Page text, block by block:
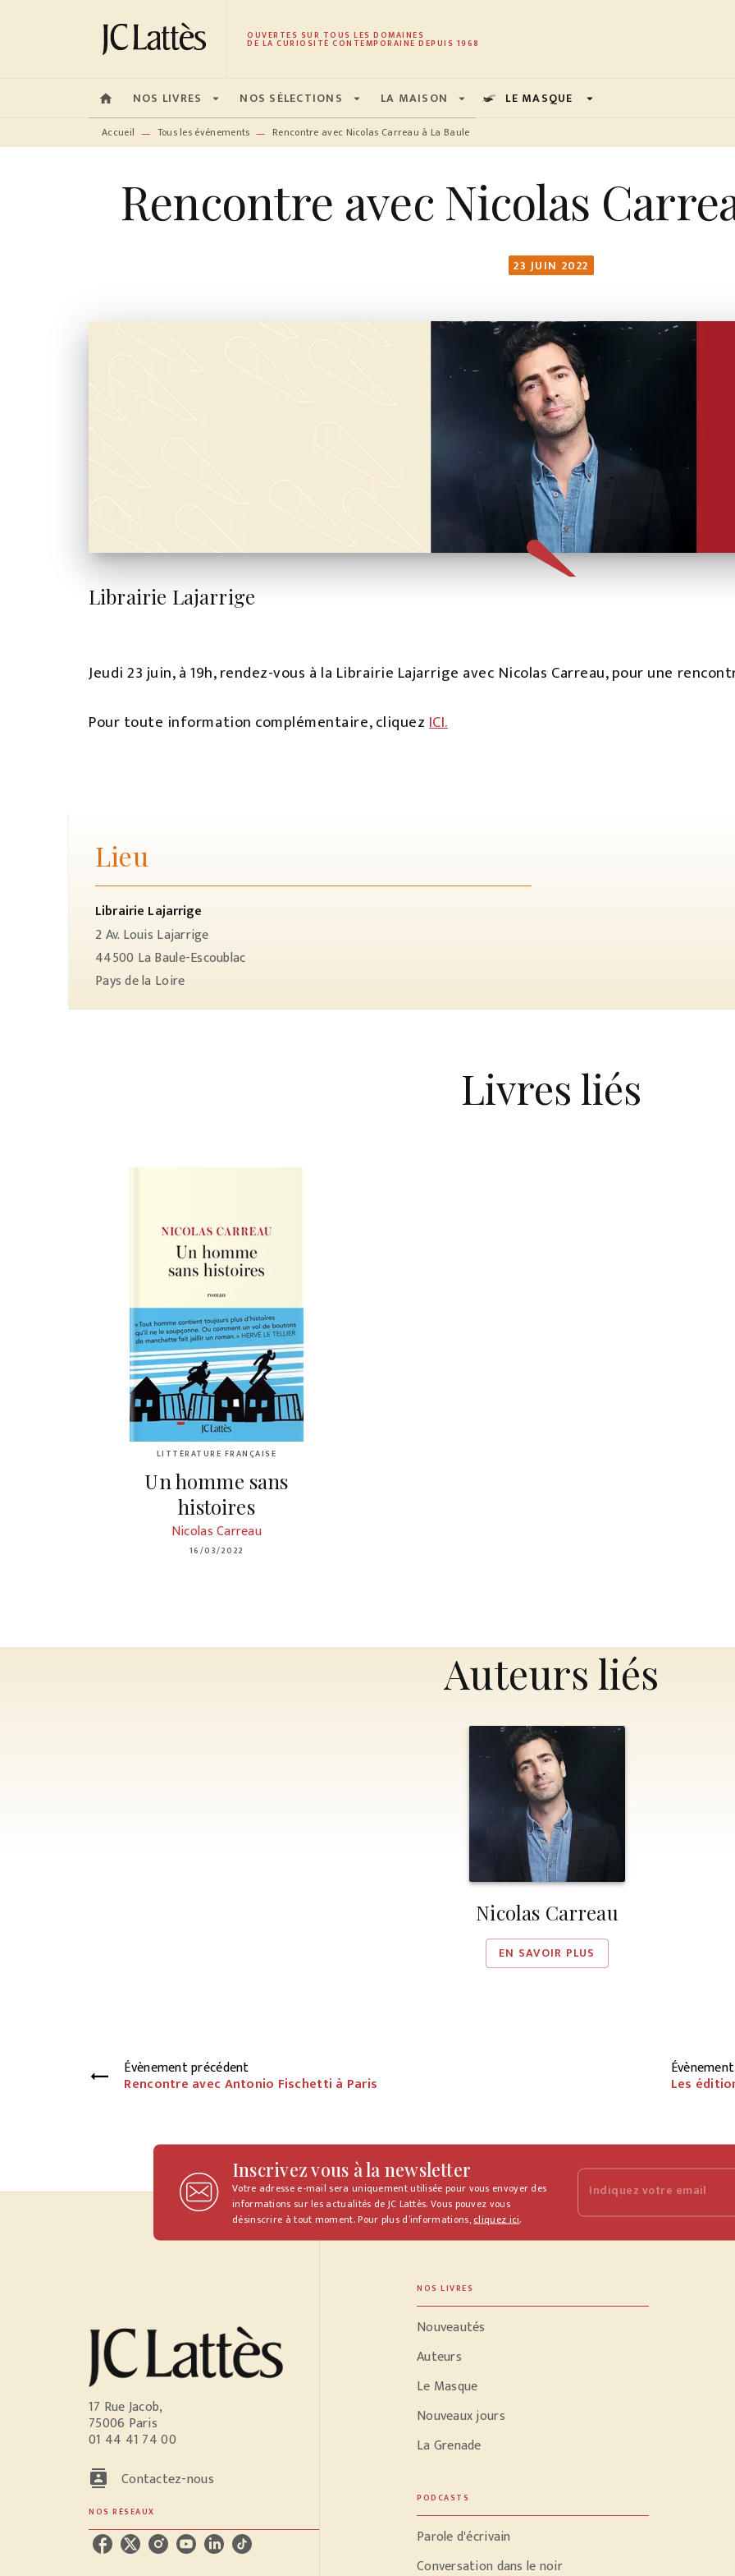
MENU RECHERCHE CONTENU PIED DE PAGE
OUVERTES SUR TOUS LES DOMAINES
DE LA CURIOSITÉ CONTEMPORAINE DEPUIS 1968
home NOS LIVRES arrow_drop_down NOS SÉLECTIONS arrow_drop_down LA MAISON arrow_drop_down LE MASQUE arrow_drop_down
Accueil — Tous les événements — Rencontre avec Nicolas Carreau à La Baule
Rencontre avec Nicolas
23 JUIN 2022
Librairie Lajarrige
Jeudi 23 juin, à 19h, rendez-vous à la Librairie Lajarrige avec Nicolas Carreau, pour une
Pour toute information complémentaire, cliquezICI.
Lieu
Librairie Lajarrige
2 Av. Louis Lajarrige
44500 La Baule-Escoublac
Pays de la Loire
Livres liés
LITTÉRATURE FRANÇAISE
Un homme sans
histoires
Nicolas Carreau
16/03/2022
Auteurs liés
Nicolas Carreau
EN SAVOIR PLUS
Évènement précédent
Rencontre avec Antonio Fischetti à Paris Les
Inscrivez vous à la newsletter
Votre adresse e-mail sera uniquement utilisée pour vous envoyer des
informations sur les actualités de JC Lattès. Vous pouvez vous
désinscrire à tout moment. Pour plus d’informations,cliquez ici.
Indiquez votre email
17 Rue Jacob,
75006 Paris
01 44 41 74 00
contacts Contactez-nous
NOS RÉSEAUX
NOS LIVRES
Nouveautés
Auteurs
Le Masque
Nouveaux jours
La Grenade
PODCASTS
Parole d'écrivain
Conversation dans le noir